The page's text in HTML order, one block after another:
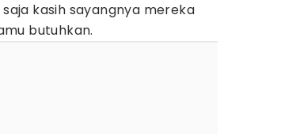
kasih sayangnya mereka
butuhkan.